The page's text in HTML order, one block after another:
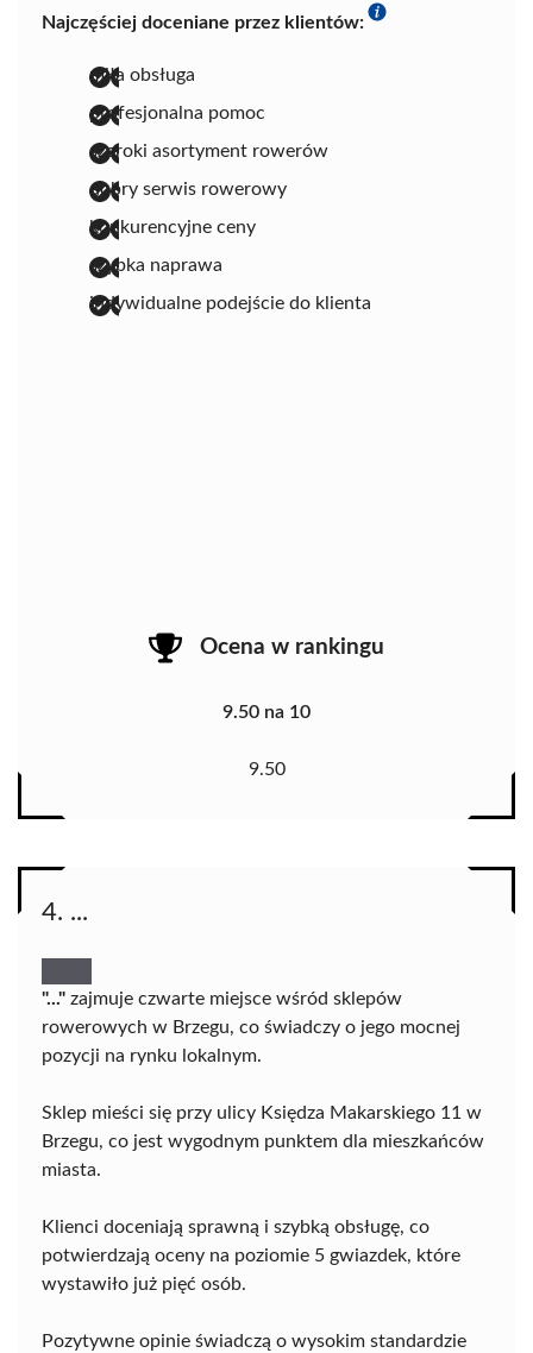
Najczęściej doceniane przez klientów:
miła obsługa
profesjonalna pomoc
szeroki asortyment rowerów
dobry serwis rowerowy
konkurencyjne ceny
szybka naprawa
indywidualne podejście do klienta
Ocena w rankingu
9.50 na 10
9.50
4. ...
"..." zajmuje czwarte miejsce wśród sklepów
rowerowych w Brzegu, co świadczy o jego mocnej
pozycji na rynku lokalnym.
Sklep mieści się przy ulicy Księdza Makarskiego 11 w
Brzegu, co jest wygodnym punktem dla mieszkańców
miasta.
Klienci doceniają sprawną i szybką obsługę, co
potwierdzają oceny na poziomie 5 gwiazdek, które
wystawiło już pięć osób.
Pozytywne opinie świadczą o wysokim standardzie